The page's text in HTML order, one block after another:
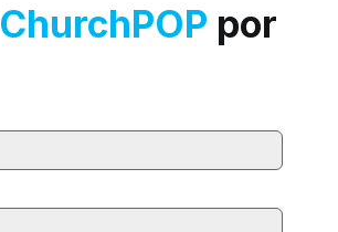
ChurchPOP por